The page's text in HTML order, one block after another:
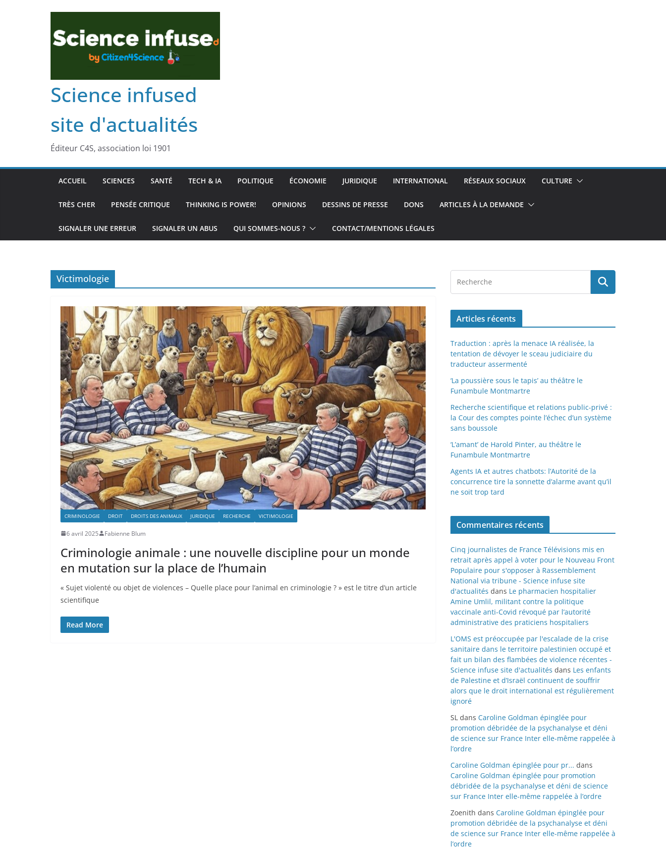
Science infused
site d'actualités
Éditeur C4S, association loi 1901
ACCUEIL SCIENCES SANTÉ TECH & IA POLITIQUE ÉCONOMIE JURIDIQUE INTERNATIONAL RÉSEAUX SOCIAUX CULTURE
TRÈS CHER PENSÉE CRITIQUE THINKING IS POWER! OPINIONS DESSINS DE PRESSE DONS ARTICLES À LA DEMANDE
SIGNALER UNE ERREUR SIGNALER UN ABUS QUI SOMMES-NOUS ? CONTACT/MENTIONS LÉGALES
Victimologie
CRIMINOLOGIE DROIT DROITS DES ANIMAUX JURIDIQUE RECHERCHE VICTIMOLOGIE
6 avril 2025 Fabienne Blum
Criminologie animale : une nouvelle discipline pour un monde
en mutation sur la place de l’humain
« Sujet violenté ou objet de violences – Quelle place pour l’animal en criminologie ? » est le titre d’un article
scientifique
Read More
Articles récents
Traduction : après la menace IA réalisée, la
tentation de dévoyer le sceau judiciaire du
traducteur assermenté
‘La poussière sous le tapis’ au théâtre le
Funambule Montmartre
Recherche scientifique et relations public-privé :
la Cour des comptes pointe l’échec d’un système
sans boussole
‘L’amant’ de Harold Pinter, au théâtre le
Funambule Montmartre
Agents IA et autres chatbots: l’Autorité de la
concurrence tire la sonnette d’alarme avant qu’il
ne soit trop tard
Commentaires récents
Cinq journalistes de France Télévisions mis en
retrait après appel à voter pour le Nouveau Front
Populaire pour s'opposer à Rassemblement
National via tribune - Science infuse site
d'actualités dans Le pharmacien hospitalier
Amine Umlil, militant contre la politique
vaccinale anti-Covid révoqué par l’autorité
administrative des praticiens hospitaliers
L'OMS est préoccupée par l'escalade de la crise
sanitaire dans le territoire palestinien occupé et
fait un bilan des flambées de violence récentes -
Science infuse site d'actualités dans Les enfants
de Palestine et d’Israël continuent de souffrir
alors que le droit international est régulièrement
ignoré
SL dans Caroline Goldman épinglée pour
promotion débridée de la psychanalyse et déni
de science sur France Inter elle-même rappelée à
l’ordre
Caroline Goldman épinglée pour pr... dans
Caroline Goldman épinglée pour promotion
débridée de la psychanalyse et déni de science
sur France Inter elle-même rappelée à l’ordre
Zoenith dans Caroline Goldman épinglée pour
promotion débridée de la psychanalyse et déni
de science sur France Inter elle-même rappelée à
l’ordre